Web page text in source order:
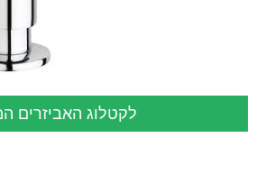
לקטלוג האביזרים